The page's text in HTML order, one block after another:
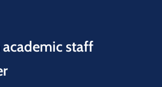
academic staff